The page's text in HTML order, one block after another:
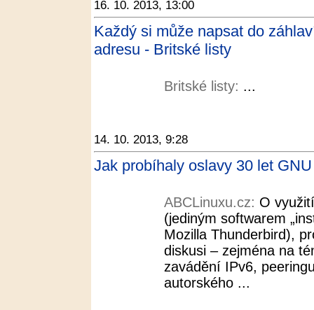
16. 10. 2013, 13:00
Každý si může napsat do
adresu - Britské listy
Britské listy: ...
14. 10. 2013, 9:28
Jak probíhaly oslavy 30 let
ABCLinuxu.cz: O
(jediným softwarem
Mozilla Thunderbird),
diskusi – zejména na
zavádění IPv6,
autorského ...